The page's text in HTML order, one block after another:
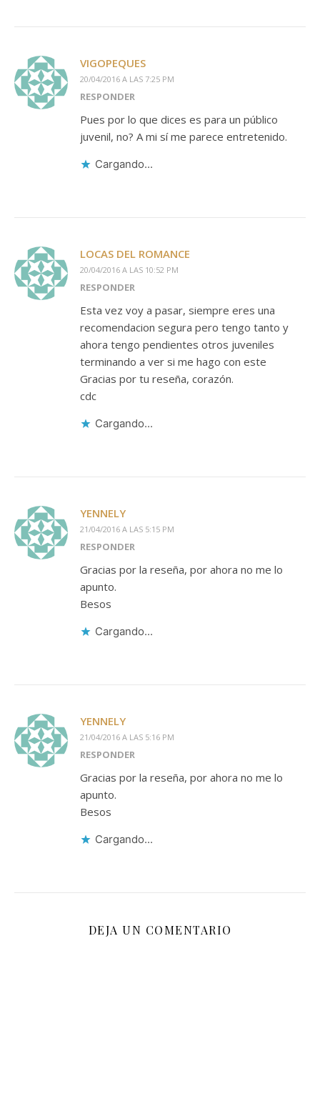
VIGOPEQUES
20/04/2016 A LAS 7:25 PM
RESPONDER
Pues por lo que dices es para un público
juvenil, no? A mi sí me parece entretenido.
Cargando...
LOCAS DEL ROMANCE
20/04/2016 A LAS 10:52 PM
RESPONDER
Esta vez voy a pasar, siempre eres una
recomendacion segura pero tengo tanto y
ahora tengo pendientes otros juveniles
terminando a ver si me hago con este
Gracias por tu reseña, corazón.
cdc
Cargando...
YENNELY
21/04/2016 A LAS 5:15 PM
RESPONDER
Gracias por la reseña, por ahora no me lo
apunto.
Besos
Cargando...
YENNELY
21/04/2016 A LAS 5:16 PM
RESPONDER
Gracias por la reseña, por ahora no me lo
apunto.
Besos
Cargando...
DEJA UN COMENTARIO